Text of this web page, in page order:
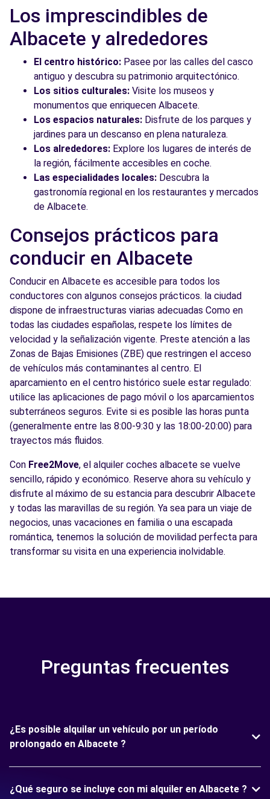
Los imprescindibles de
Albacete y alrededores
El centro histórico: Pasee por las calles del casco
antiguo y descubra su patrimonio arquitectónico.
Los sitios culturales: Visite los museos y
monumentos que enriquecen Albacete.
Los espacios naturales: Disfrute de los parques y
jardines para un descanso en plena naturaleza.
Los alrededores: Explore los lugares de interés de
la región, fácilmente accesibles en coche.
Las especialidades locales: Descubra la
gastronomía regional en los restaurantes y mercados
de Albacete.
Consejos prácticos para
conducir en Albacete
Conducir en Albacete es accesible para todos los
conductores con algunos consejos prácticos. la ciudad
dispone de infraestructuras viarias adecuadas Como en
todas las ciudades españolas, respete los límites de
velocidad y la señalización vigente. Preste atención a las
Zonas de Bajas Emisiones (ZBE) que restringen el acceso
de vehículos más contaminantes al centro. El
aparcamiento en el centro histórico suele estar regulado:
utilice las aplicaciones de pago móvil o los aparcamientos
subterráneos seguros. Evite si es posible las horas punta
(generalmente entre las 8:00-9:30 y las 18:00-20:00) para
trayectos más fluidos.
Con Free2Move, el alquiler coches albacete se vuelve
sencillo, rápido y económico. Reserve ahora su vehículo y
disfrute al máximo de su estancia para descubrir Albacete
y todas las maravillas de su región. Ya sea para un viaje de
negocios, unas vacaciones en familia o una escapada
romántica, tenemos la solución de movilidad perfecta para
transformar su visita en una experiencia inolvidable.
Preguntas frecuentes
¿Es posible alquilar un vehículo por un período
prolongado en Albacete ?
¿Qué seguro se incluye con mi alquiler en Albacete ?